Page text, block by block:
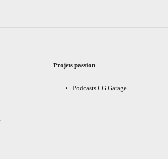
Projets passion
Podcasts CG Garage